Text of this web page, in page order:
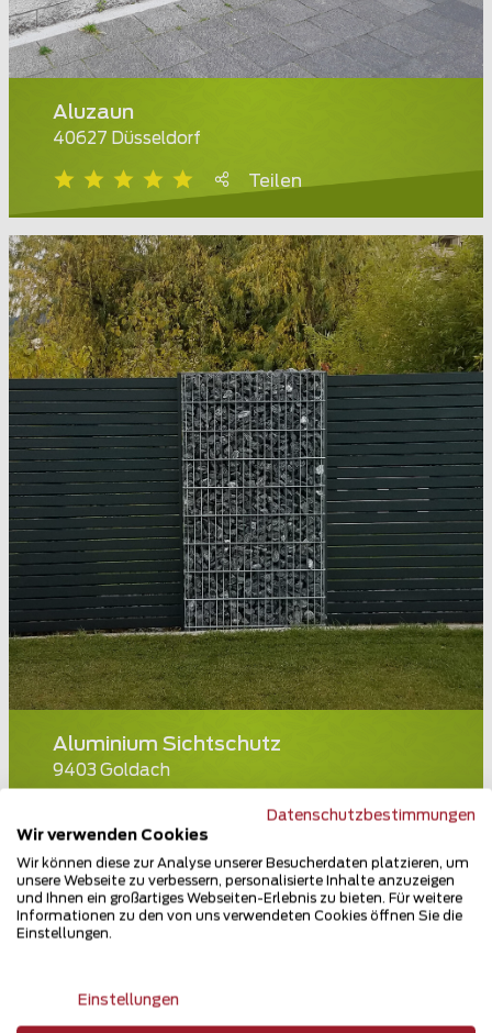
Aluzaun
40627 Düsseldorf
Teilen
Aluminium Sichtschutz
9403 Goldach
Teilen
Datenschutzbestimmungen
Wir verwenden Cookies
Wir können diese zur Analyse unserer Besucherdaten platzieren, um
unsere Webseite zu verbessern, personalisierte Inhalte anzuzeigen
und Ihnen ein großartiges Webseiten-Erlebnis zu bieten. Für weitere
Informationen zu den von uns verwendeten Cookies öffnen Sie die
Einstellungen.
Einstellungen